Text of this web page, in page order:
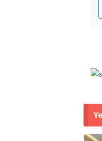
*
*
**